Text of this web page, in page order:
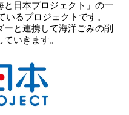
と日本プロジェクト」の一
るプロジェクトです。
と連携して海洋ごみの削
いきます。